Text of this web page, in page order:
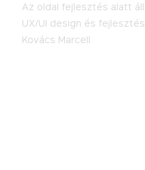
Az oldal fejlesztés alatt áll.
UX/UI design és
Kovács Marcell